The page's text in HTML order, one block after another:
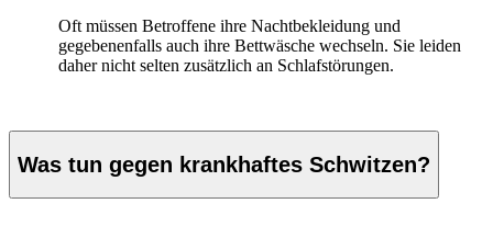
Oft müssen Betroffene ihre Nachtbekleidung und
gegebenenfalls auch ihre Bettwäsche wechseln. Sie leiden
daher nicht selten zusätzlich an Schlafstörungen.
Was tun gegen krankhaftes Schwitzen?